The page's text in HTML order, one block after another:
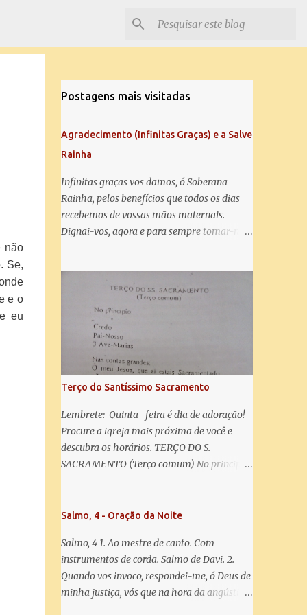
não
Se,
e o
eu
Postagens mais visitadas
Agradecimento (Infinitas Graças) e a Salve
Rainha
Infinitas graças vos damos, ó Soberana
Rainha, pelos benefícios que todos os dias
recebemos de vossas mãos maternais.
Dignai-vos, agora e para sempre tomar-nos
Salve Rainha: Salve Rainha , Mãe de
misericórdia, vida, doçura, esperança nossa,
salve! A vós bradamos os degredados filhos
de Eva, a vós suspiramos, gemendo e
chorando neste vale de lágrimas. Eia, pois,
Advogada nossa, estes vossos olhos
misericordiosos a nós volvei, e depois deste
desterro, mostrai-nos Jesus. Bendito é o
fruto do vosso ventre, ó clemente, ó piedosa,
ó doce e sempre Virgem Maria. Rogai por
nós Santa Mãe de Deus. Para que sejamos
dignos das promessas de Cristo. Amém.
Terço do Santíssimo Sacramento
Lembrete: Quinta- feira é dia de adoração!
Procure a igreja mais próxima de você e
descubra os horários. TERÇO DO S.
SACRAMENTO (Terço comum) No principio:
Sacramentado, não permitais que eu viva
coração ao Vosso e o Vosso ao meu, e, nem
sem Vós morra eu! Nas contas pequenas:
Sacramento de Amor! Misericórdia Senhor!
Glória ao Pai: Cristo pão da vida e remédio
Salmo, 4 - Oração da Noite
Salmo, 4 1. Ao mestre de canto. Com
instrumentos de corda. Salmo de Davi. 2.
Quando vos invoco, respondei-me, ó Deus de
minha justiça, vós que na hora da angústia